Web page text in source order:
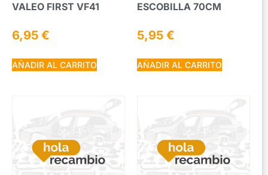
VALEO FIRST VF41
6,95 €
AÑADIR AL CARRITO
ESCOBILLA 70CM
5,95 €
AÑADIR AL CARRITO